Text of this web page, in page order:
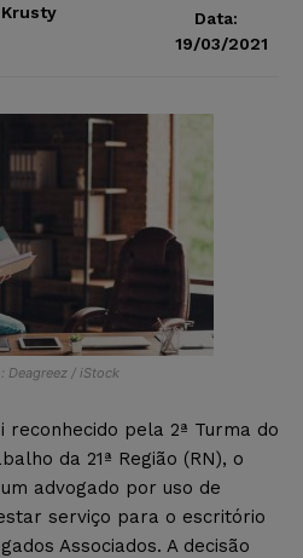
Data:
19/03/2021
Deagreez / iStock
reconhecido pela 2ª Turma do
da 21ª Região (RN), o
advogado por uso de
serviço para o escritório
Associados. A decisão